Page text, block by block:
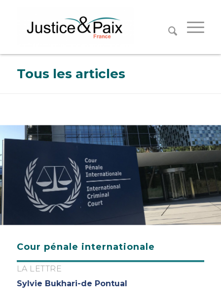
Tous les articles
Cour pénale internationale
LA LETTRE
Sylvie Bukhari-de Pontual